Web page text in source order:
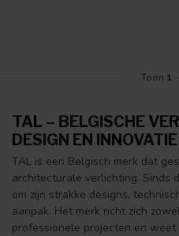
Toon 1 -
TAL – BELGISCHE
DESIGN EN INNOVATIE
TAL is een Belgisch merk dat
architecturale verlichting. Sinds
om zijn strakke designs,
aanpak. Het merk richt zich
professionele projecten en